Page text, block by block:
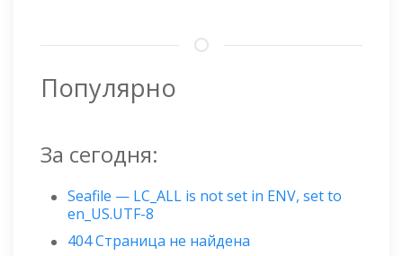
Популярно
За сегодня:
Seafile — LC_ALL is not set in ENV, set to
en_US.UTF-8
404 Страница не найдена